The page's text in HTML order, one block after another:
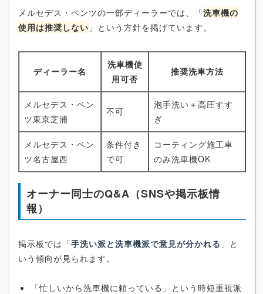
メルセデス・ベンツの一部ディーラーでは、「洗車機の
使用は推奨しない 」という方針を掲げています。
ディーラー名
洗車機使
用可否
推奨洗車方法
メルセデス・ベン
ツ東京芝浦
不可
泡手洗い＋高圧すす
ぎ
メルセデス・ベン
ツ名古屋西
条件付き
で可
コーティング施工車
のみ洗車機OK
オーナー同士のQ&A（SNSや掲示板情
報）
掲示板では「手洗い派と洗車機派で意見が分かれる 」と
いう傾向が見られます。
「忙しいから洗車機に頼っている」という時短重視派